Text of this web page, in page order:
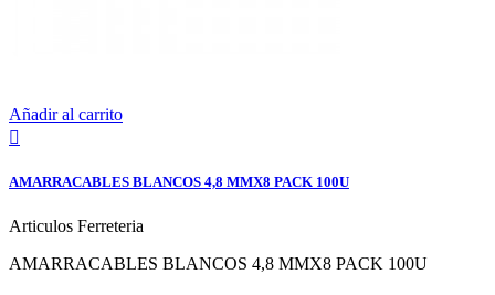
Añadir al carrito

AMARRACABLES BLANCOS 4,8 MMX8 PACK 100U
Articulos Ferreteria
AMARRACABLES BLANCOS 4,8 MMX8 PACK 100U